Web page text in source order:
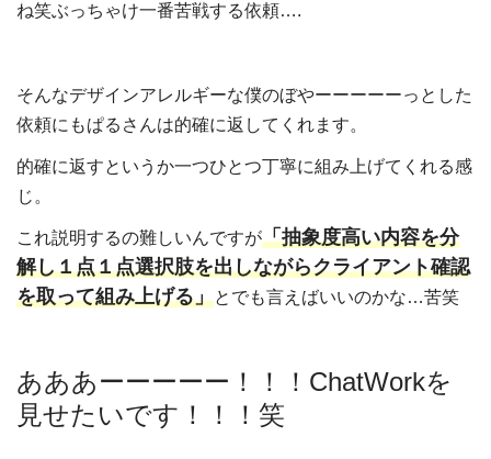
ね笑ぶっちゃけ一番苦戦する依頼….
そんなデザインアレルギーな僕のぼやーーーーーっとした
依頼にもぱるさんは的確に返してくれます。
的確に返すというか一つひとつ丁寧に組み上げてくれる感
じ。
これ説明するの難しいんですが「抽象度高い内容を分
解し１点１点選択肢を出しながらクライアント確認
を取って組み上げる」とでも言えばいいのかな…苦笑
あああーーーーー！！！ChatWorkを
見せたいです！！！笑